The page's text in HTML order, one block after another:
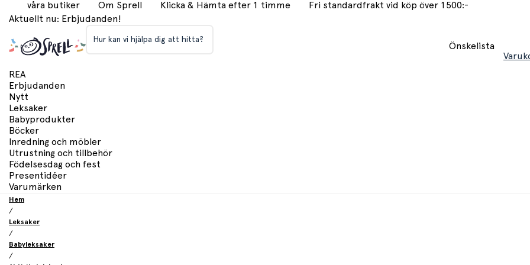
våra butiker Om Sprell Klicka & Hämta efter 1 timme
Fri standardfrakt vid köp över 1500:-
Aktuellt nu: Erbjudanden!
Hur kan vi hjälpa dig att hitta?
Önskelista
REA
Erbjudanden
Nytt
Leksaker
Babyprodukter
Böcker
Inredning och möbler
Utrustning och tillbehör
Födelsesdag och fest
Presentidéer
Varumärken
Hem
/
Leksaker
/
Babyleksaker
/